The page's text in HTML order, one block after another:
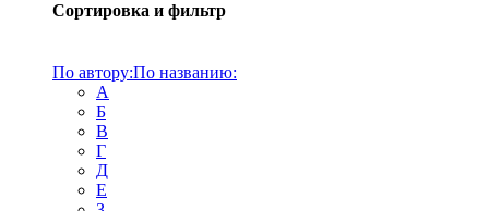
Сортировка и фильтр
По автору:По названию:
А
Б
В
Г
Д
Е